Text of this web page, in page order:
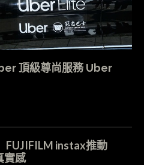
頂級尊尚服務 Uber
instax推動
實感